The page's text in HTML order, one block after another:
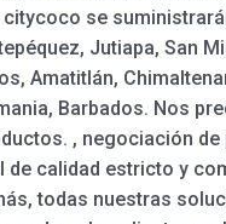
se
Jutiapa, San
Amatitlán,
Barbados. Nos
, negociación
calidad estricto y
todas nuestras